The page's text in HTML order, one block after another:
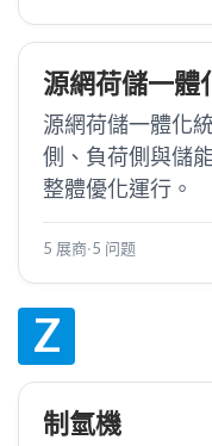
源網荷儲一體
源網荷儲一體化
側、負荷側與儲
整體優化運行。
5 展商·5 问题
Z
制氫機